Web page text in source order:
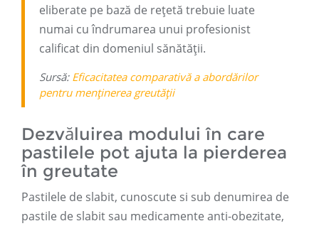
eliberate pe bază de rețetă trebuie luate
numai cu îndrumarea unui profesionist
calificat din domeniul sănătății.
Sursă: Eficacitatea comparativă a abordărilor
pentru menținerea greutății
Dezvăluirea modului în care
pastilele pot ajuta la pierderea
în greutate
Pastilele de slabit, cunoscute si sub denumirea de
pastile de slabit sau medicamente anti-obezitate,